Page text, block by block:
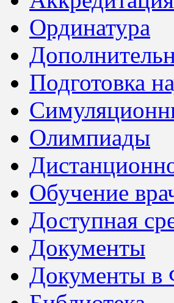
Ординатура
Подготовка
Олимпиады
Обучение
Доступная
Документы
Документы